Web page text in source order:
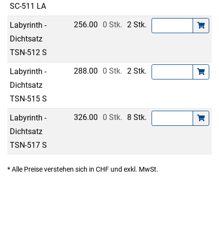
SC-511 LA
Labyrinth -
Dichtsatz
TSN-512 S
256.00 0 Stk. 2 Stk.
Labyrinth -
Dichtsatz
TSN-515 S
288.00 0 Stk. 2 Stk.
Labyrinth -
Dichtsatz
TSN-517 S
326.00 0 Stk. 8 Stk.
* Alle Preise verstehen sich in CHF und exkl. MwSt.